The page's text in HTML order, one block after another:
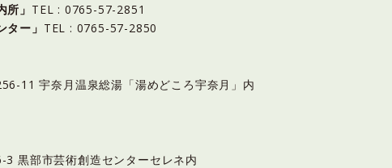
」 TEL : 0765-57-2851
ー」 TEL : 0765-57-2850
11 宇奈月温泉総湯「湯めどころ宇奈月」内
黒部市芸術創造センターセレネ内